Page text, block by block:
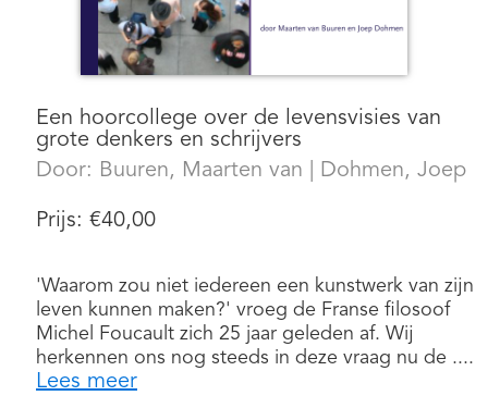
Een hoorcollege over de levensvisies van
grote denkers en schrijvers
Door: Buuren, Maarten van Dohmen, Joep
Prijs: €40,00
'Waarom zou niet iedereen een kunstwerk van zijn
leven kunnen maken?' vroeg de Franse filosoof
Michel Foucault zich 25 jaar geleden af. Wij
herkennen ons nog steeds in deze vraag nu de ....
Lees meer